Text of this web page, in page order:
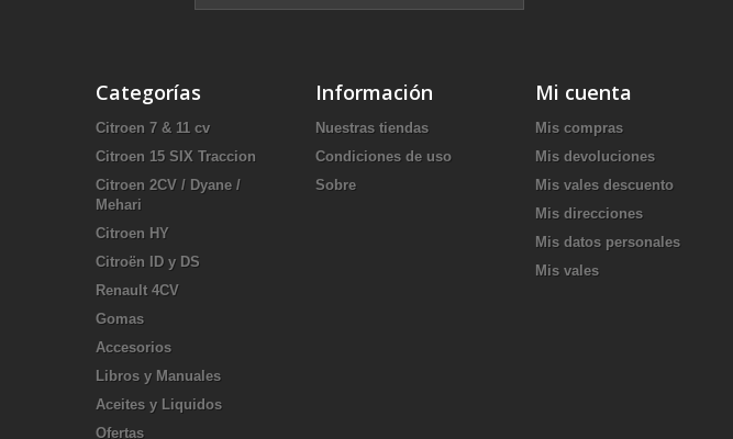
Categorías
Citroen 7 & 11 cv
Citroen 15 SIX Traccion
Citroen 2CV / Dyane /
Mehari
Citroen HY
Citroën ID y DS
Renault 4CV
Gomas
Accesorios
Libros y Manuales
Aceites y Liquidos
Ofertas
Información
Nuestras tiendas
Condiciones de uso
Sobre
Mi cuenta
Mis compras
Mis devoluciones
Mis vales descuento
Mis direcciones
Mis datos personales
Mis vales